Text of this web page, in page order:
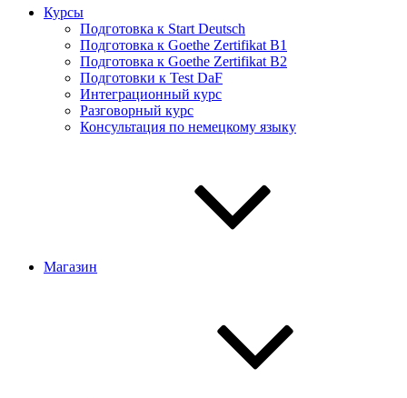
Курсы
Подготовка к Start Deutsch
Подготовка к Goethe Zertifikat B1
Подготовка к Goethe Zertifikat B2
Подготовки к Test DaF
Интеграционный курс
Разговорный курс
Консультация по немецкому языку
Магазин